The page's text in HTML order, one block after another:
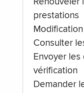
Renouveler
prestations
Consulter
Envoyer
vérification
Demander